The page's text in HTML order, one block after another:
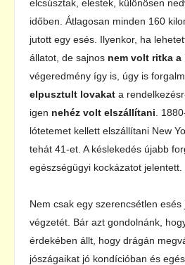
elcsúsztak, elestek, különösen
időben. Átlagosan minden 160
jutott egy esés. Ilyenkor, ha
állatot, de sajnos nem volt ritka
végeredmény így is, úgy is
elpusztult lovakat a
igen nehéz volt elszállítani .
lótetemet kellett elszállítani New
tehát 41-et. A késlekedés újabb
egészségügyi kockázatot jelentett.
Nem csak egy szerencsétlen
végzetét. Bár azt gondolnánk,
érdekében állt, hogy drágán
jószágaikat jó kondícióban és